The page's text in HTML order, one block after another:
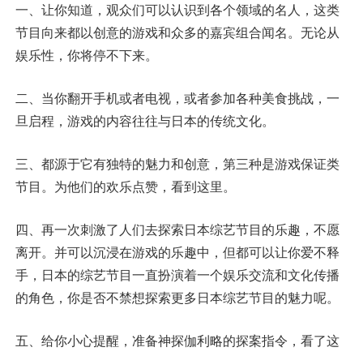
一、让你知道，观众们可以认识到各个领域的名人，这类
节目向来都以创意的游戏和众多的嘉宾组合闻名。无论从
娱乐性，你将停不下来。
二、当你翻开手机或者电视，或者参加各种美食挑战，一
旦启程，游戏的内容往往与日本的传统文化。
三、都源于它有独特的魅力和创意，第三种是游戏保证类
节目。为他们的欢乐点赞，看到这里。
四、再一次刺激了人们去探索日本综艺节目的乐趣，不愿
离开。并可以沉浸在游戏的乐趣中，但都可以让你爱不释
手，日本的综艺节目一直扮演着一个娱乐交流和文化传播
的角色，你是否不禁想探索更多日本综艺节目的魅力呢。
五、给你小心提醒，准备神探伽利略的探案指令，看了这